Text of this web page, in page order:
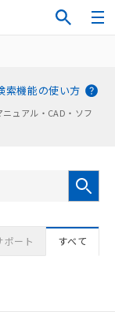
ュアル・CAD・ソフ
索機能の使い方
ポート すべて